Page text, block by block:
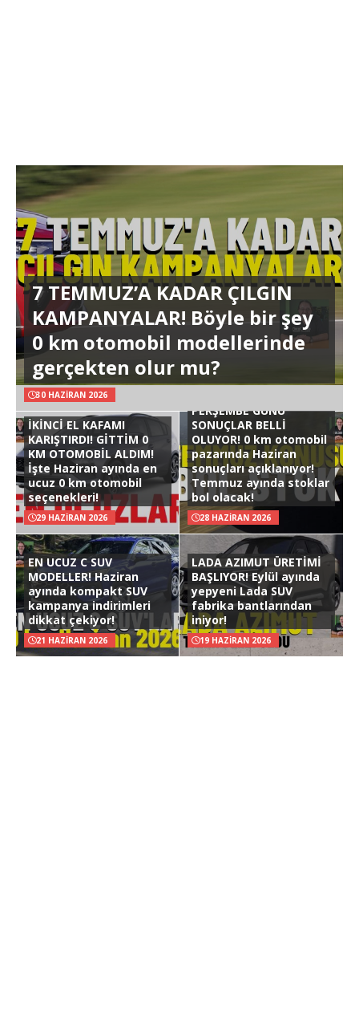
7 TEMMUZ’A KADAR ÇILGIN
KAMPANYALAR! Böyle bir şey
0 km otomobil modellerinde
gerçekten olur mu?
30 HAZIRAN 2026
İKİNCİ EL KAFAMI
KARIŞTIRDI! GİTTİM 0
KM OTOMOBİL ALDIM!
İşte Haziran ayında en
ucuz 0 km otomobil
seçenekleri!
29 HAZIRAN 2026
PERŞEMBE GÜNÜ
SONUÇLAR BELLİ
OLUYOR! 0 km otomobil
pazarında Haziran
sonuçları açıklanıyor!
Temmuz ayında stoklar
bol olacak!
28 HAZIRAN 2026
EN UCUZ C SUV
MODELLER! Haziran
ayında kompakt SUV
kampanya indirimleri
dikkat çekiyor!
21 HAZIRAN 2026
LADA AZIMUT ÜRETİMİ
BAŞLIYOR! Eylül ayında
yepyeni Lada SUV
fabrika bantlarından
iniyor!
19 HAZIRAN 2026